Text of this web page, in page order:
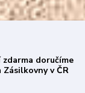
zdarma doručíme
v ČR